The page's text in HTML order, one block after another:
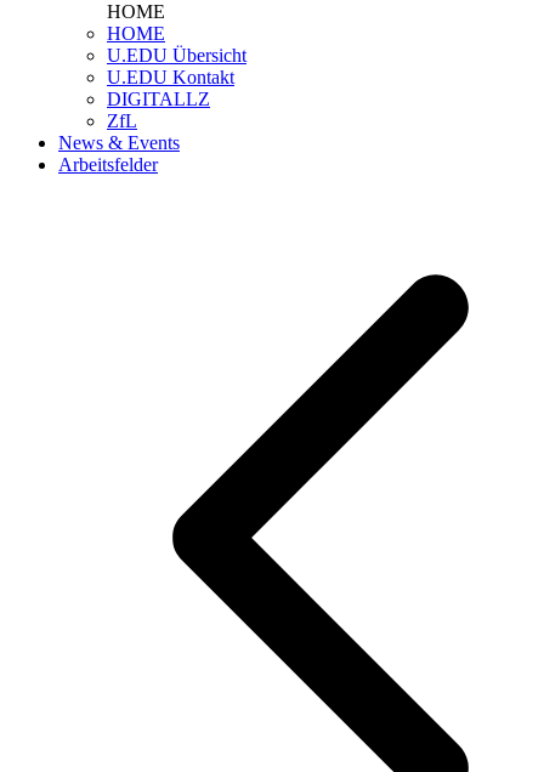
HOME
HOME
U.EDU Übersicht
U.EDU Kontakt
DIGITALLZ
ZfL
News & Events
Arbeitsfelder